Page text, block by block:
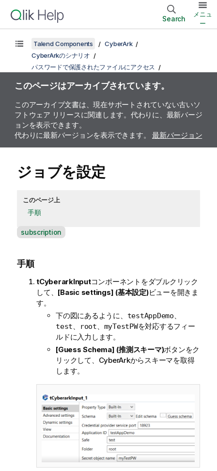
Search
メニュ
ー
Talend Components
CyberArk
CyberArkのシナリオ
パスワードで保護されたファイルにアクセス
このページはアーカイブされています。
このアーカイブ文書は、現在サポートされていない古いソ
フトウェア リリースに関連します。代わりに、最新バージ
ョンを表示できます。
代わりに最新バージョンを表示できます。 最新バージョン
ジョブを設定
このページ上
手順
A
i
subscription
手順
tCyberarkInputコンポーネントをダブルクリック
して、 [Basic settings] (基本設定)ビューを開きま
す。
下の図にあるように、
testAppDemo、
test、 root、 myTestPWを対応するフィー
ルドに入力します。
[Guess Schema] (推測スキーマ)ボタンをク
リックして、CyberArkからスキーマを取得
します。